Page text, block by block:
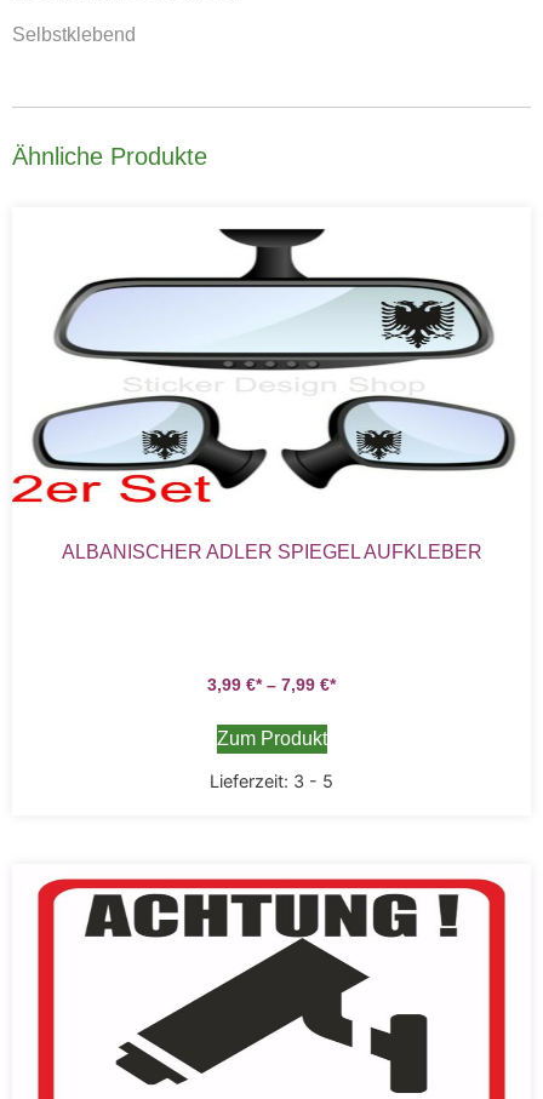
Selbstklebend
Ähnliche Produkte
ALBANISCHER ADLER SPIEGEL AUFKLEBER
3,99 € – 7,99 €
Zum Produkt
Lieferzeit: 3 - 5